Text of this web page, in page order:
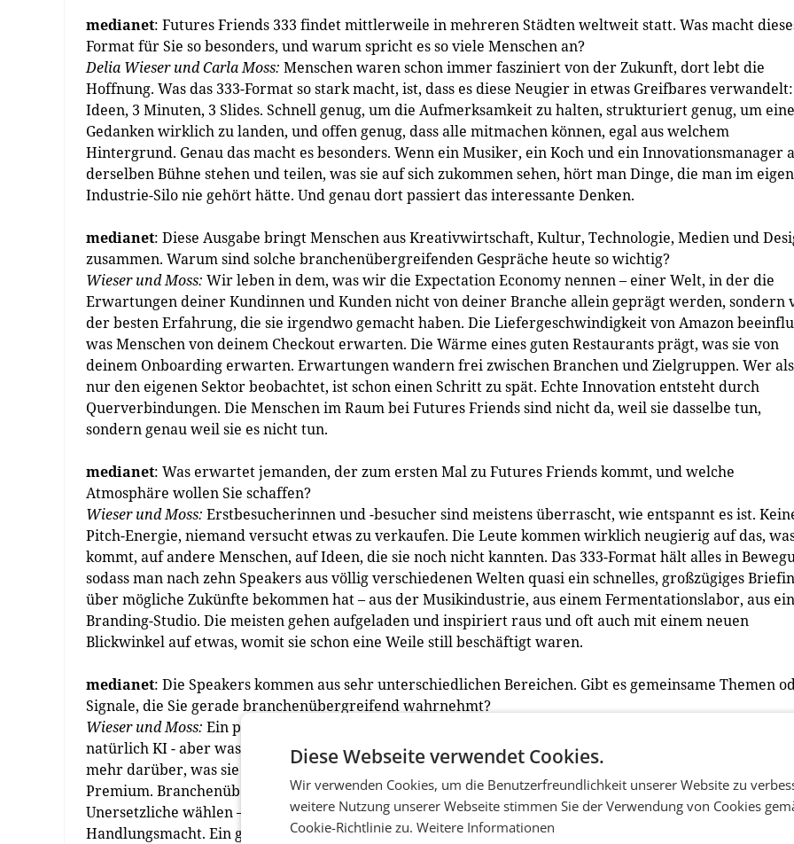
medianet: Futures Friends 333 findet mittlerweile in mehreren Städten weltweit statt. Was macht
Format für Sie so besonders, und warum spricht es so viele Menschen an?
Delia Wieser und Carla Moss: Menschen waren schon immer fasziniert von der Zukunft, dort lebt die
Hoffnung. Was das 333-Format so stark macht, ist, dass es diese Neugier in etwas Greifbares
Ideen, 3 Minuten, 3 Slides. Schnell genug, um die Aufmerksamkeit zu halten, strukturiert genug, um
Gedanken wirklich zu landen, und offen genug, dass alle mitmachen können, egal aus welchem
Hintergrund. Genau das macht es besonders. Wenn ein Musiker, ein Koch und ein Innovationsmanager
derselben Bühne stehen und teilen, was sie auf sich zukommen sehen, hört man Dinge, die man im
Industrie-Silo nie gehört hätte. Und genau dort passiert das interessante Denken.
medianet: Diese Ausgabe bringt Menschen aus Kreativwirtschaft, Kultur, Technologie, Medien und
zusammen. Warum sind solche branchenübergreifenden Gespräche heute so wichtig?
Wieser und Moss: Wir leben in dem, was wir die Expectation Economy nennen – einer Welt, in der die
Erwartungen deiner Kundinnen und Kunden nicht von deiner Branche allein geprägt werden, sondern
der besten Erfahrung, die sie irgendwo gemacht haben. Die Liefergeschwindigkeit von Amazon
was Menschen von deinem Checkout erwarten. Die Wärme eines guten Restaurants prägt, was sie von
deinem Onboarding erwarten. Erwartungen wandern frei zwischen Branchen und Zielgruppen. Wer
nur den eigenen Sektor beobachtet, ist schon einen Schritt zu spät. Echte Innovation entsteht durch
Querverbindungen. Die Menschen im Raum bei Futures Friends sind nicht da, weil sie dasselbe tun,
sondern genau weil sie es nicht tun.
medianet: Was erwartet jemanden, der zum ersten Mal zu Futures Friends kommt, und welche
Atmosphäre wollen Sie schaffen?
Wieser und Moss: Erstbesucherinnen und -besucher sind meistens überrascht, wie entspannt es ist.
Pitch-Energie, niemand versucht etwas zu verkaufen. Die Leute kommen wirklich neugierig auf das,
kommt, auf andere Menschen, auf Ideen, die sie noch nicht kannten. Das 333-Format hält alles in
sodass man nach zehn Speakers aus völlig verschiedenen Welten quasi ein schnelles, großzügiges
über mögliche Zukünfte bekommen hat – aus der Musikindustrie, aus einem Fermentationslabor, aus
Branding-Studio. Die meisten gehen aufgeladen und inspiriert raus und oft auch mit einem neuen
Blickwinkel auf etwas, womit sie schon eine Weile still beschäftigt waren.
medianet: Die Speakers kommen aus sehr unterschiedlichen Bereichen. Gibt es gemeinsame Themen
Signale, die Sie gerade branchenübergreifend wahrnehmt?
Wieser und Moss: Ein paar Dinge tauchen immer wieder auf, egal wo das Gespräch beginnt. Erstens
natürlich KI - aber was interessant ist, ist wie darüber gesprochen wird. Weniger darüber, was sie kann,
mehr darüber, was sie uns über uns selbst fragen lässt. Das führt direkt zum zweiten Signal: das Human
Premium. Branchenübergreifend sehen wir, dass Menschen aktiv das Handgemachte, das Persönliche,
Unersetzliche wählen – Dinge, die sich nicht automatisieren lassen. Und drittens: das Thema
Handlungsmacht. Ein gemeinsames Gefühl, dass die Zukunft nicht einfach passiert, sondern aktiv
Diese Webseite verwendet Cookies.
Wir verwenden Cookies, um die Benutzerfreundlichkeit unserer Website zu
weitere Nutzung unserer Webseite stimmen Sie der Verwendung von Cookies
Cookie-Richtlinie zu. Weitere Informationen